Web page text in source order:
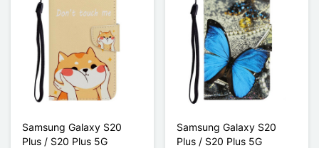
Samsung Galaxy S20
Plus / S20 Plus 5G
Samsung Galaxy S20
Plus / S20 Plus 5G